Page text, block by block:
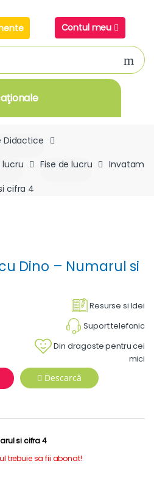
Contul meu
Didactice
lucru
Fise de lucru
Invatam
cifra 4
Dino – Numarul si
Resurse si Idei
Suport telefonic
Din dragoste pentru cei
mici
Descarcă
si cifra 4
trebuie sa fii abonat!